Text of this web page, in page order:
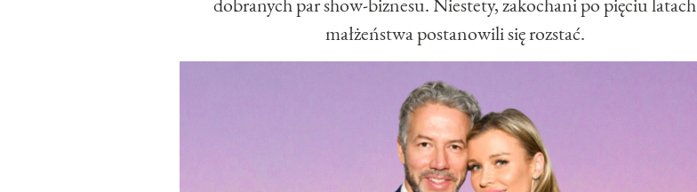
małżeństwa postanowili się rozstać.